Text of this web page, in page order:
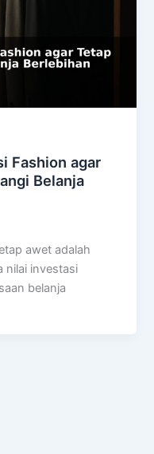
Fashion agar
Belanja
awet adalah
nilai investasi
belanja